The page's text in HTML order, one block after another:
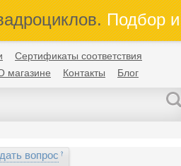
Подбор и
Сертификаты соответствия
магазине Контакты Блог
вопрос